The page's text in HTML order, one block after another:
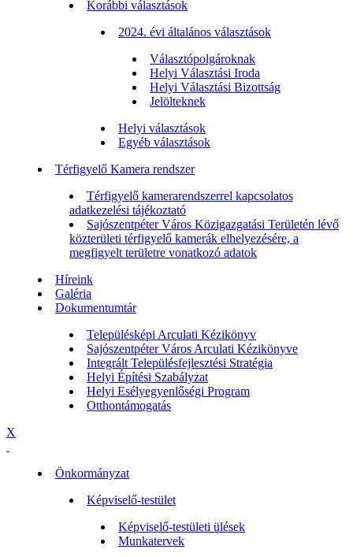
Korábbi választások
2024. évi általános választások
Választópolgároknak
Helyi Választási Iroda
Helyi Választási Bizottság
Jelölteknek
Helyi választások
Egyéb választások
Térfigyelő Kamera rendszer
Térfigyelő kamerarendszerrel kapcsolatos
adatkezelési tájékoztató
Sajószentpéter Város Közigazgatási Területén lévő
közterületi térfigyelő kamerák elhelyezésére, a
megfigyelt területre vonatkozó adatok
Híreink
Galéria
Dokumentumtár
Településképi Arculati Kézikönyv
Sajószentpéter Város Arculati Kézikönyve
Integrált Településfejlesztési Stratégia
Helyi Építési Szabályzat
Helyi Esélyegyenlőségi Program
Otthontámogatás
X
Önkormányzat
Képviselő-testület
Képviselő-testületi ülések
Munkatervek